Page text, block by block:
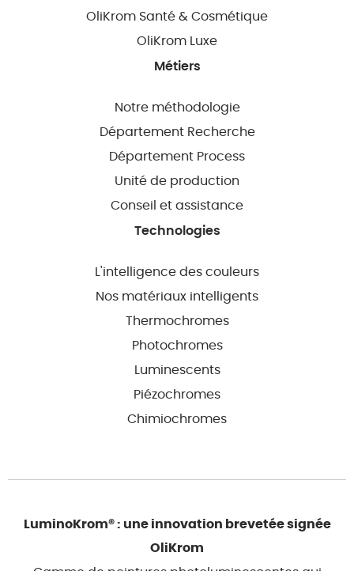
OliKrom Santé & Cosmétique
OliKrom Luxe
Métiers
Notre méthodologie
Département Recherche
Département Process
Unité de production
Conseil et assistance
Technologies
L'intelligence des couleurs
Nos matériaux intelligents
Thermochromes
Photochromes
Luminescents
Piézochromes
Chimiochromes
LuminoKrom® : une innovation brevetée signée
OliKrom